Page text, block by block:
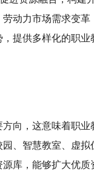
动力市场需求变
提供多样化的职
向，这意味着职业
、智慧教室、虚
库，能够扩大优